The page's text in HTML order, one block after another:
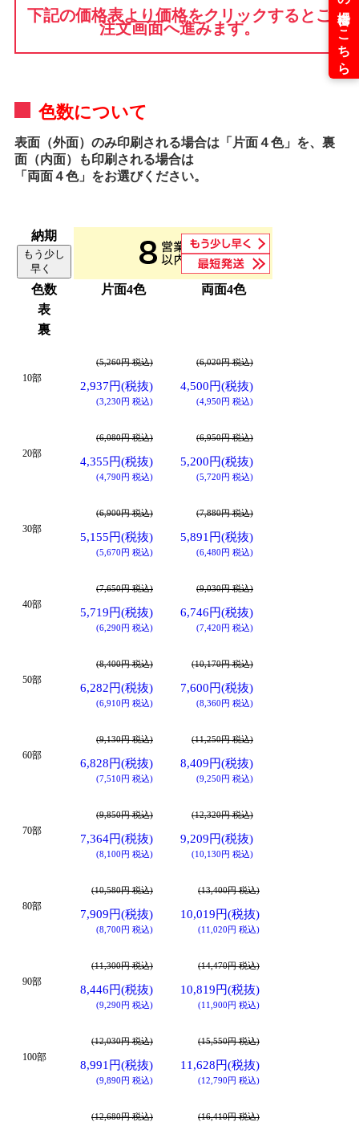
下記の価格表より価格をクリックするとご
注文画面へ進みます。
色数について
表面（外面）のみ印刷される場合は「片面４色」を、裏
面（内面）も印刷される場合は
「両面４色」をお選びください。
納期
もう少し
早く
色数 片面4色
両面4色
表
裏
10部
(5,260円 税込)
2,937円(税抜)
(3,230円 税込)
(6,020円 税込)
4,500円(税抜)
(4,950円 税込)
20部
(6,080円 税込)
4,355円(税抜)
(4,790円 税込)
(6,950円 税込)
5,200円(税抜)
(5,720円 税込)
30部
(6,900円 税込)
5,155円(税抜)
(5,670円 税込)
(7,880円 税込)
5,891円(税抜)
(6,480円 税込)
40部
(7,650円 税込)
5,719円(税抜)
(6,290円 税込)
(9,030円 税込)
6,746円(税抜)
(7,420円 税込)
50部
(8,400円 税込)
6,282円(税抜)
(6,910円 税込)
(10,170円 税込)
7,600円(税抜)
(8,360円 税込)
60部
(9,130円 税込)
6,828円(税抜)
(7,510円 税込)
(11,250円 税込)
8,409円(税抜)
(9,250円 税込)
70部
(9,850円 税込)
7,364円(税抜)
(8,100円 税込)
(12,320円 税込)
9,209円(税抜)
(10,130円 税込)
80部
(10,580円 税込)
7,909円(税抜)
(8,700円 税込)
(13,400円 税込)
10,019円(税抜)
(11,020円 税込)
90部
(11,300円 税込)
8,446円(税抜)
(9,290円 税込)
(14,470円 税込)
10,819円(税抜)
(11,900円 税込)
100部
(12,030円 税込)
8,991円(税抜)
(9,890円 税込)
(15,550円 税込)
11,628円(税抜)
(12,790円 税込)
(12,680円 税込) (16,410円 税込)